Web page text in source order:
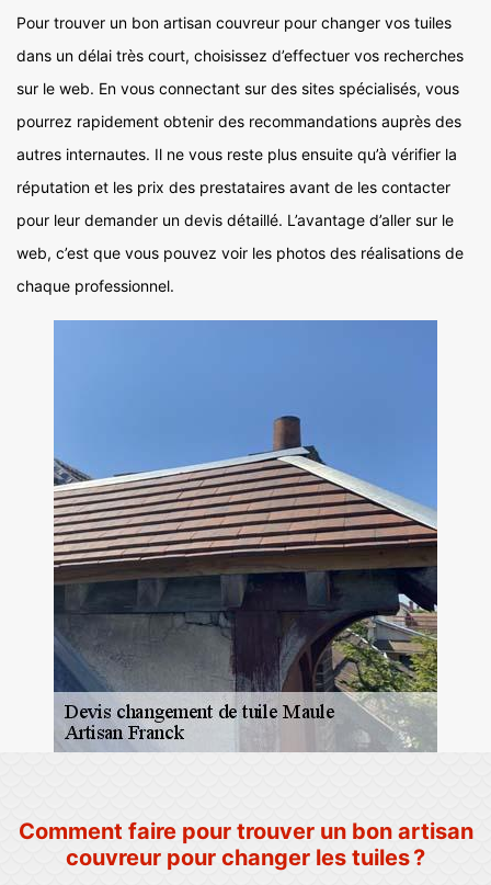
Pour trouver un bon artisan couvreur pour changer vos tuiles
dans un délai très court, choisissez d’effectuer vos recherches
sur le web. En vous connectant sur des sites spécialisés, vous
pourrez rapidement obtenir des recommandations auprès des
autres internautes. Il ne vous reste plus ensuite qu’à vérifier la
réputation et les prix des prestataires avant de les contacter
pour leur demander un devis détaillé. L’avantage d’aller sur le
web, c’est que vous pouvez voir les photos des réalisations de
chaque professionnel.
Comment faire pour trouver un bon artisan
couvreur pour changer les tuiles ?